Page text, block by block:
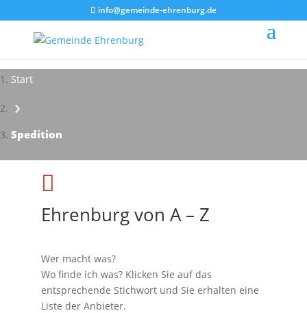
info@gemeinde-ehrenburg.de
Start
›
Spedition

Ehrenburg von A – Z
Wer macht was?
Wo finde ich was? Klicken Sie auf das
entsprechende Stichwort und Sie erhalten eine
Liste der Anbieter.